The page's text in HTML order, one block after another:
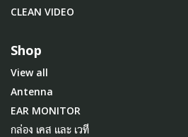
CLEAN VIDEO
Shop
View all
Antenna
EAR MONITOR
กล่อง เคส และ เวที